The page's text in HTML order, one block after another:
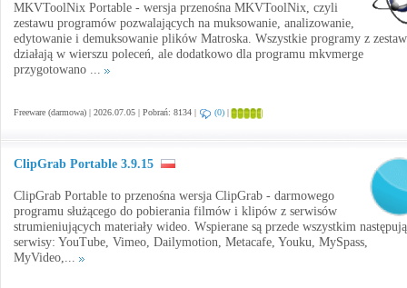
MKVToolNix Portable - wersja przenośna MKVToolNix, czyli
zestawu programów pozwalających na muksowanie, analizowanie,
edytowanie i demuksowanie plików Matroska. Wszystkie programy z
działają w wierszu poleceń, ale dodatkowo dla programu mkvmerge
przygotowano ...
Freeware (darmowa) | 2026.07.05 | Pobrań: 8134 | (0) |
ClipGrab Portable 3.9.15
ClipGrab Portable to przenośna wersja ClipGrab - darmowego
programu służącego do pobierania filmów i klipów z serwisów
strumieniujących materiały wideo. Wspierane są przede wszystkim
serwisy: YouTube, Vimeo, Dailymotion, Metacafe, Youku, MySpass,
MyVideo,...